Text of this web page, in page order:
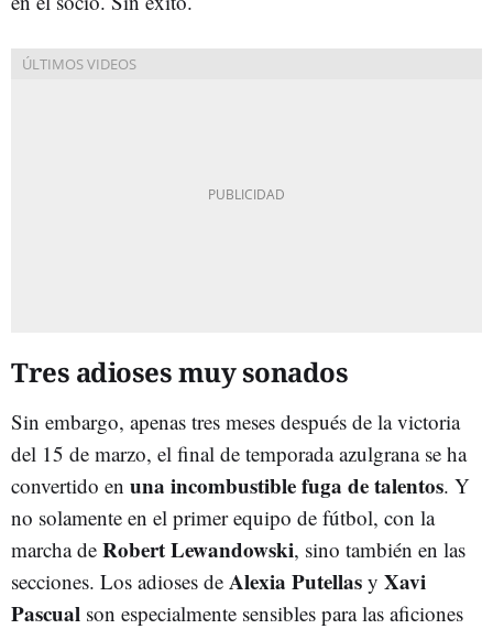
Tres adioses muy sonados
Sin embargo, apenas tres meses después de la victoria
del 15 de marzo, el final de temporada azulgrana se ha
convertido en una incombustible fuga de talentos. Y
no solamente en el primer equipo de fútbol, con la
marcha de RobertLewandowski, sino también en las
secciones. Los adioses de Alexia Putellas y Xavi
Pascual son especialmente sensibles para las aficiones